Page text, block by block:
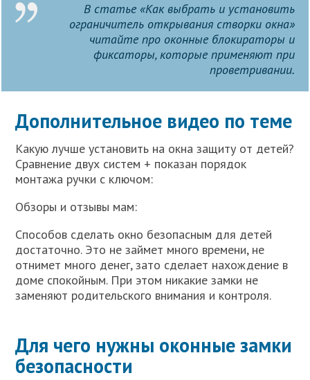
В статье «Как выбрать и установить
ограничитель открывания створки окна»
читайте про оконные блокираторы и
фиксаторы, которые применяют при
проветривании.
Дополнительное видео по теме
Какую лучше установить на окна защиту от детей?
Сравнение двух систем + показан порядок
монтажа ручки с ключом:
Обзоры и отзывы мам:
Способов сделать окно безопасным для детей
достаточно. Это не займет много времени, не
отнимет много денег, зато сделает нахождение в
доме спокойным. При этом никакие замки не
заменяют родительского внимания и контроля.
Для чего нужны оконные замки
безопасности